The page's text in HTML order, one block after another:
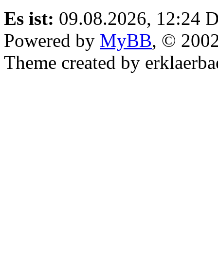
Es ist: 09.08.2026, 12:24
Powered by MyBB, ©
Theme created by